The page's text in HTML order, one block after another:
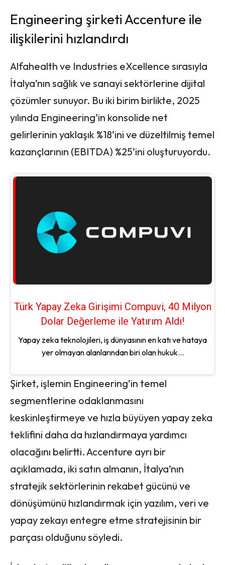
Engineering şirketi Accenture ile
ilişkilerini hızlandırdı
Alfahealth ve Industries eXcellence sırasıyla
İtalya’nın sağlık ve sanayi sektörlerine dijital
çözümler sunuyor. Bu iki birim birlikte, 2025
yılında Engineering’in konsolide net
gelirlerinin yaklaşık %18’ini ve düzeltilmiş temel
kazançlarının (EBITDA) %25’ini oluşturuyordu.
Türk Yapay Zeka Girişimi Compuvi, 40 Milyon
Dolar Değerleme ile Yatırım Aldı!
Yapay zeka teknolojileri, iş dünyasının en katı ve hataya
yer olmayan alanlarından biri olan hukuk...
Şirket, işlemin Engineering’in temel
segmentlerine odaklanmasını
keskinleştirmeye ve hızla büyüyen yapay zeka
teklifini daha da hızlandırmaya yardımcı
olacağını belirtti. Accenture ayrı bir
açıklamada, iki satın almanın, İtalya’nın
stratejik sektörlerinin rekabet gücünü ve
dönüşümünü hızlandırmak için yazılım, veri ve
yapay zekayı entegre etme stratejisinin bir
parçası olduğunu söyledi.